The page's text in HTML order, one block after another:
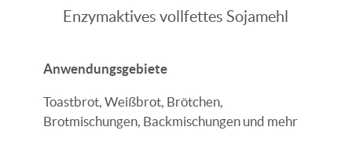
Enzymaktives vollfettes Sojamehl
Anwendungsgebiete
Toastbrot, Weißbrot, Brötchen,
Brotmischungen, Backmischungen und mehr